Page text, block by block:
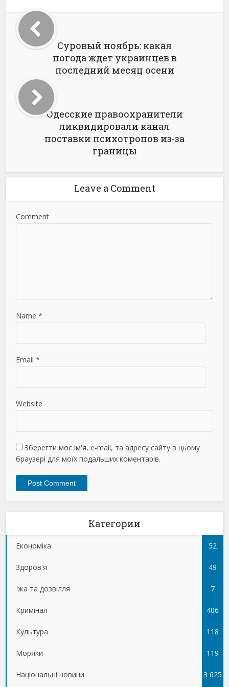
Суровый ноябрь: какая
погода ждет украинцев в
последний месяц осени
Одесские правоохранители
ликвидировали канал
поставки психотропов из-за
границы
Leave a Comment
Comment
Name *
Email *
Website
Зберегти моє ім'я, e-mail, та адресу сайту в цьому
браузері для моїх подальших коментарів.
Категории
Економіка 52
Здоров'я 49
Їжа та дозвілля 7
Кримінал 406
Культура 118
Моряки 119
Національні новини 3 625